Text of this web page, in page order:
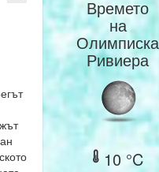
Времето
на
Олимписка
Ривиера
10 °C